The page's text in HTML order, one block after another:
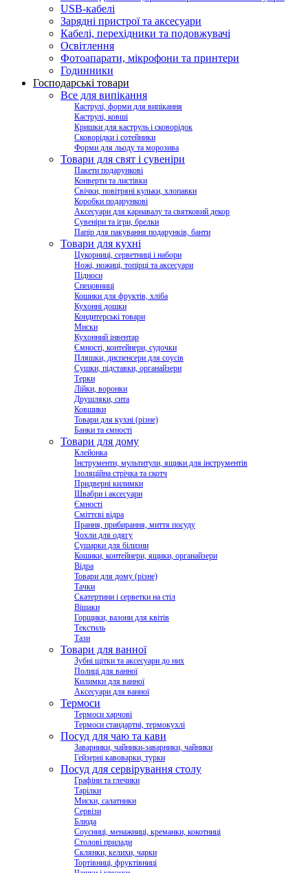
USB-кабелі
Зарядні пристрої та аксесуари
Кабелі, перехідники та подовжувачі
Освітлення
Фотоапарати, мікрофони та принтери
Годинники
Господарські товари
Все для випікання
Каструлі, форми для випікання
Каструлі, ковші
Кришки для каструль і сковорідок
Сковорідки і сотейники
Форми для льоду та морозива
Товари для свят і сувеніри
Пакети подарункові
Конверти та листівки
Свічки, повітряні кульки, хлопавки
Коробки подарункові
Аксесуари для карнавалу та святковий декор
Сувеніри та ігри, брелки
Папір для пакування подарунків, банти
Товари для кухні
Цукорниці, серветниці і набори
Ножі, ножиці, топірці та аксесуари
Підноси
Спецовниці
Кошики для фруктів, хліба
Кухонні дошки
Кондитерські товари
Миски
Кухонний інвентар
Ємності, контейнери, судочки
Пляшки, диспенсери для соусів
Сушки, підставки, органайзери
Терки
Лійки, воронки
Друшляки, сита
Ковшики
Товари для кухні (різне)
Банки та ємності
Товари для дому
Клейонка
Інструменти, мультитули, ящики для інструментів
Ізоляційна стрічка та скотч
Придверні килимки
Швабри і аксесуари
Ємності
Сміттєві відра
Прання, прибирання, миття посуду
Чохли для одягу
Сушарки для білизни
Кошики, контейнери, ящики, органайзери
Відра
Товари для дому (різне)
Тачки
Скатертини і серветки на стіл
Вішаки
Горщики, вазони для квітів
Текстиль
Тази
Товари для ванної
Зубні щітки та аксесуари до них
Полиці для ванної
Килимки для ванної
Аксесуари для ванної
Термоси
Термоси харчові
Термоси стандартні, термокухлі
Посуд для чаю та кави
Заварники, чайники-заварники, чайники
Гейзерні кавоварки, турки
Посуд для сервірування столу
Графіни та глечики
Тарілки
Миски, салатники
Сервізи
Блюда
Соусниці, менажниці, креманки, кокотниці
Столові прилади
Склянки, келихи, чарки
Тортівниці, фруктівниці